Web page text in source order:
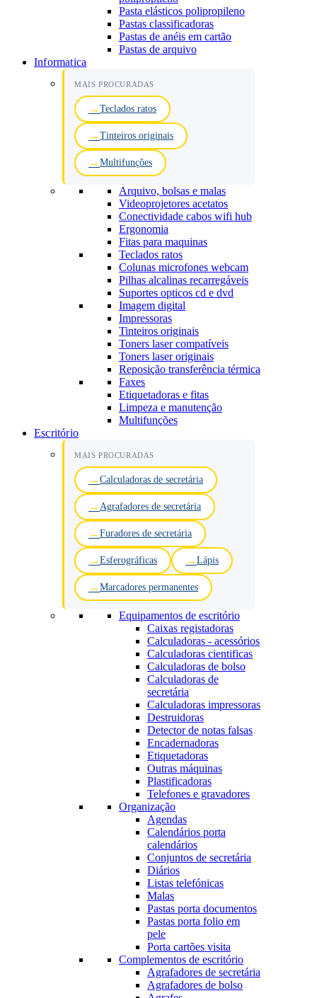
Pasta elásticos polipropileno
Pastas classificadoras
Pastas de anéis em cartão
Pastas de arquivo
Informatica
MAIS PROCURADAS
Teclados ratos
Tinteiros originais
Multifunções
Arquivo, bolsas e malas
Videoprojetores acetatos
Conectividade cabos wifi hub
Ergonomia
Fitas para maquinas
Teclados ratos
Colunas microfones webcam
Pilhas alcalinas recarregáveis
Suportes opticos cd e dvd
Imagem digital
Impressoras
Tinteiros originais
Toners laser compatíveis
Toners laser originais
Reposição transferência térmica
Faxes
Etiquetadoras e fitas
Limpeza e manutenção
Multifunções
Escritório
MAIS PROCURADAS
Calculadoras de secretária
Agrafadores de secretária
Furadores de secretária
Esferográficas Lápis
Marcadores permanentes
Equipamentos de escritório
Caixas registadoras
Calculadoras - acessórios
Calculadoras cientificas
Calculadoras de bolso
Calculadoras de
secretária
Calculadoras impressoras
Destruidoras
Detector de notas falsas
Encadernadoras
Etiquetadoras
Outras máquinas
Plastificadoras
Telefones e gravadores
Organização
Agendas
Calendários porta
calendários
Conjuntos de secretária
Diários
Listas telefónicas
Malas
Pastas porta documentos
Pastas porta folio em
pele
Porta cartões visita
Complementos de escritório
Agrafadores de secretária
Agrafadores de bolso